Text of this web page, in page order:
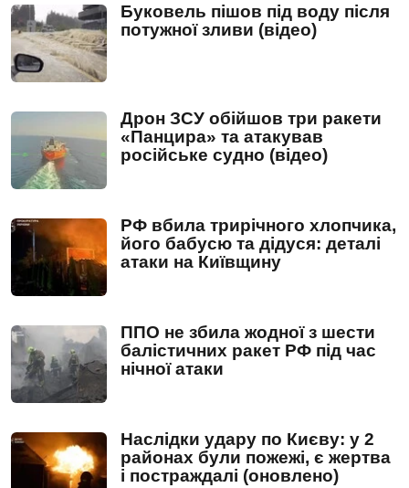
Буковель пішов під воду після
потужної зливи (відео)
Дрон ЗСУ обійшов три ракети
«Панцира» та атакував
російське судно (відео)
РФ вбила трирічного хлопчика,
його бабусю та дідуся: деталі
атаки на Київщину
ППО не збила жодної з шести
балістичних ракет РФ під час
нічної атаки
Наслідки удару по Києву: у 2
районах були пожежі, є жертва
і постраждалі (оновлено)